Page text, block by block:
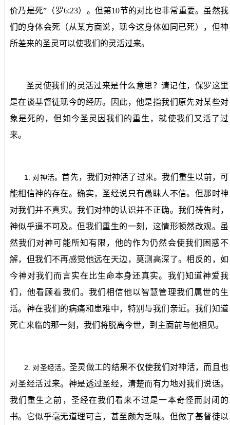
价乃是死”（罗6:23）。但第10节的对比也非常重要。虽然我
们的身体会死（从某方面说，现今这身体如同已死），但神
所差来的圣灵可以使我们的灵活过来。
圣灵使我们的灵活过来是什么意思？请记住，保罗这里
是在谈基督徒现今的经历。因此，他是指我们原先对某些对
象是死的，但如今圣灵因我们的重生，就使我们又活了过
来。
1. 对神活。 首先，我们对神活了过来。我们重生以前，可
能相信神的存在。确实，圣经说只有愚眛人不信。但那时神
对我们并不真实。我们对神的认识并不正确。我们祷告时，
神似乎遥不可及。但我们重生的一刻，这情形顿然改观。虽
然我们对神可能所知有限，他的作为仍然会使我们困惑不
解，但我们不再感觉他远在天边，莫测高深了。相反的，如
今神对我们而言实在比生命本身还真实。我们知道神爱我
们，他看顾着我们。我们相信他以智慧管理我们属世的生
活。神在我们的病痛和患难中，特别与我们亲近。我们知道
死亡来临的那一刻，我们将脱离今世，到主面前与他相见。
2. 对圣经活。圣灵做工的结果不仅使我们对神活，而且也
对圣经活过来。神是透过圣经，清楚而有力地对我们说话。
我们重生之前，圣经在我们看来不过是一本奇怪而封闭的
书。它似乎毫无道理可言，甚至颇为乏味。但做了基督徒以